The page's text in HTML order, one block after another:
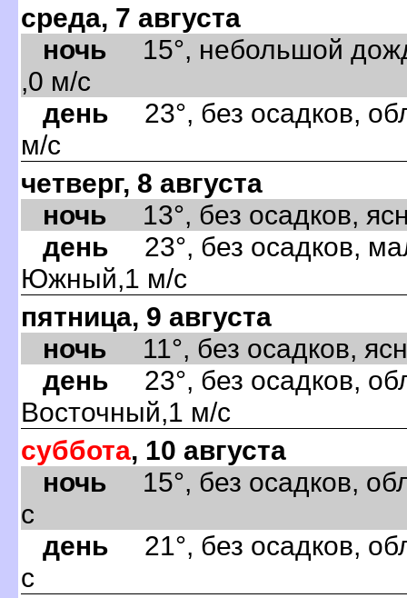
среда, 7 августа
ночь 15°, небольшой
,0 м/с
день 23°, без осадков,
м/с
четверг, 8 августа
ночь 13°, без осадков,
день 23°, без осадков,
Южный,1 м/с
пятница, 9 августа
ночь 11°, без осадков,
день 23°, без осадков,
Восточный,1 м/с
суббота, 10 августа
ночь 15°, без осадков,
с
день 21°, без осадков,
с